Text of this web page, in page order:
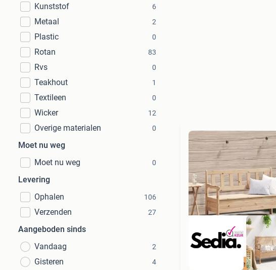
Kunststof 6
Metaal 2
Plastic 0
Rotan 83
Rvs 0
Teakhout 1
Textileen 0
Wicker 12
Overige materialen 0
Moet nu weg
Moet nu weg
0
Levering
Ophalen
106
Verzenden 27
Aangeboden sinds
Vandaag
2
Gisteren 4 Beoordeeld met 9+